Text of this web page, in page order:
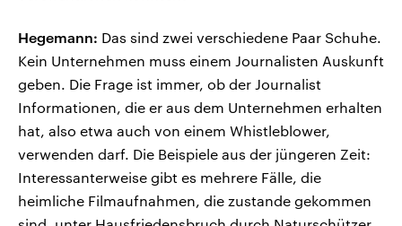
Hegemann: Das sind zwei verschiedene Paar Schuhe.
Kein Unternehmen muss einem Journalisten Auskunft
geben. Die Frage ist immer, ob der Journalist
Informationen, die er aus dem Unternehmen erhalten
hat, also etwa auch von einem Whistleblower,
verwenden darf. Die Beispiele aus der jüngeren Zeit:
Interessanterweise gibt es mehrere Fälle, die
heimliche Filmaufnahmen, die zustande gekommen